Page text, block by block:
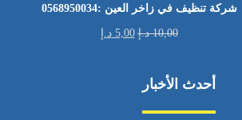
شركة تنظيف في زاخر العين :0568950034
10,00 د.إ 5,00 د.إ
أحدث الأخبار